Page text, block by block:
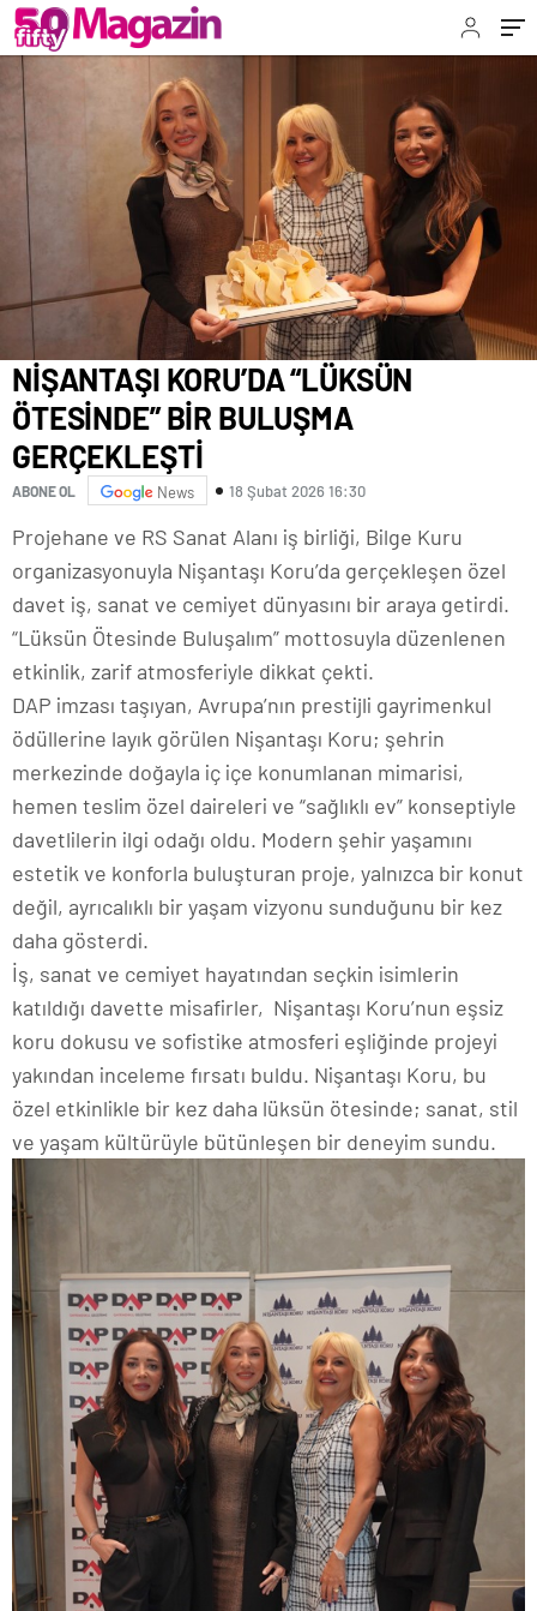
NİŞANTAŞI KORU’DA “LÜKSÜN
ÖTESİNDE” BİR BULUŞMA
GERÇEKLEŞTİ
ABONE OL News 18 Şubat 2026 16:30
Projehane ve RS Sanat Alanı iş birliği, Bilge Kuru
organizasyonuyla Nişantaşı Koru’da gerçekleşen özel
davet iş, sanat ve cemiyet dünyasını bir araya getirdi.
“Lüksün Ötesinde Buluşalım” mottosuyla düzenlenen
etkinlik, zarif atmosferiyle dikkat çekti.
DAP imzası taşıyan, Avrupa’nın prestijli gayrimenkul
ödüllerine layık görülen Nişantaşı Koru; şehrin
merkezinde doğayla iç içe konumlanan mimarisi,
hemen teslim özel daireleri ve “sağlıklı ev” konseptiyle
davetlilerin ilgi odağı oldu. Modern şehir yaşamını
estetik ve konforla buluşturan proje, yalnızca bir konut
değil, ayrıcalıklı bir yaşam vizyonu sunduğunu bir kez
daha gösterdi.
İş, sanat ve cemiyet hayatından seçkin isimlerin
katıldığı davette misafirler, Nişantaşı Koru’nun eşsiz
koru dokusu ve sofistike atmosferi eşliğinde projeyi
yakından inceleme fırsatı buldu. Nişantaşı Koru, bu
özel etkinlikle bir kez daha lüksün ötesinde; sanat, stil
ve yaşam kültürüyle bütünleşen bir deneyim sundu.